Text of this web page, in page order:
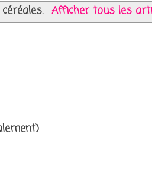
céréales. Afficher tous les